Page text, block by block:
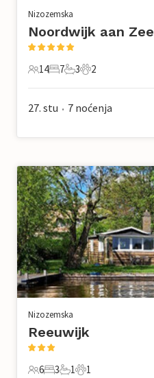
Nizozemska
Noordwijk aan Zee
14 Gosti
14
7 Spavaće sobe
7
3 Kupaonice
3
2 Kućni ljubimac
2
27. stu • 7 noćenja
Nizozemska
Reeuwijk
6 3 1 1